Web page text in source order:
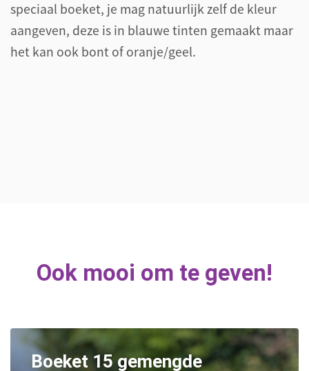
speciaal boeket, je mag natuurlijk zelf de kleur
aangeven, deze is in blauwe tinten gemaakt maar
het kan ook bont of oranje/geel.
Ook mooi om te geven!
Boeket 15 gemengde